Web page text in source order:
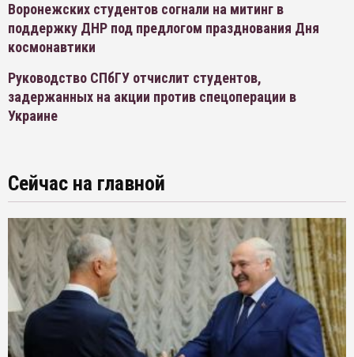
Воронежских студентов согнали на митинг в
поддержку ДНР под предлогом празднования Дня
космонавтики
Руководство СПбГУ отчислит студентов,
задержанных на акции против спецоперации в
Украине
Сейчас на главной